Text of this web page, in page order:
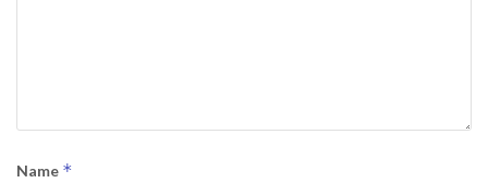
Name *